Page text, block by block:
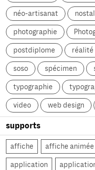
néo-artisanat
photographie
postdiplome réalité
soso spécimen
typographie
video web design
supports
affiche affiche animée
application